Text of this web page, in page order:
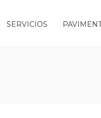
SERVICIOS